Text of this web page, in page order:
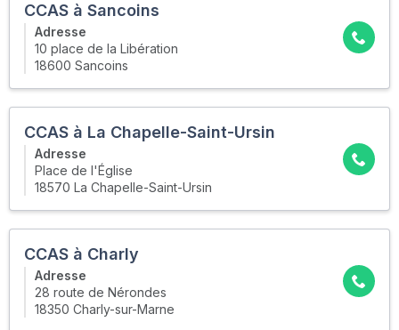
CCAS à Sancoins
Adresse
10 place de la Libération
18600 Sancoins
CCAS à La Chapelle-Saint-Ursin
Adresse
Place de l'Église
18570 La Chapelle-Saint-Ursin
CCAS à Charly
Adresse
28 route de Nérondes
18350 Charly-sur-Marne